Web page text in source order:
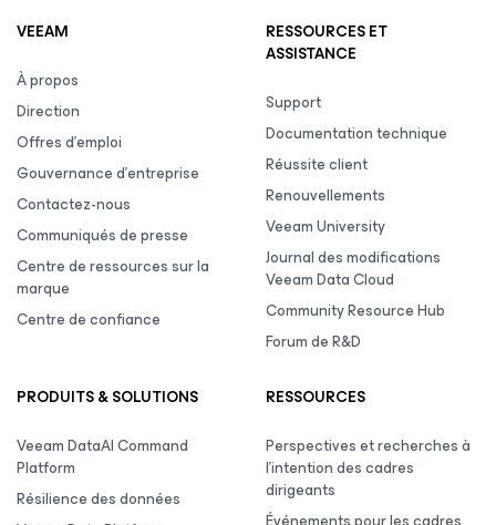
VEEAM
À propos
Direction
Offres d’emploi
Gouvernance d’entreprise
Contactez-nous
Communiqués de presse
Centre de ressources sur la
marque
Centre de confiance
RESSOURCES ET
ASSISTANCE
Support
Documentation technique
Réussite client
Renouvellements
Veeam University
Journal des modifications
Veeam Data Cloud
Community Resource Hub
Forum de R&D
PRODUITS & SOLUTIONS
Veeam DataAI Command
Platform
Résilience des données
RESSOURCES
Perspectives et recherches à
l’intention des cadres
dirigeants